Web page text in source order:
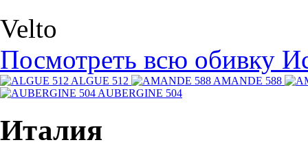
Velto
Посмотреть всю обивку
ALGUE 512
AMANDE 588
AUBERGINE 504
Италия